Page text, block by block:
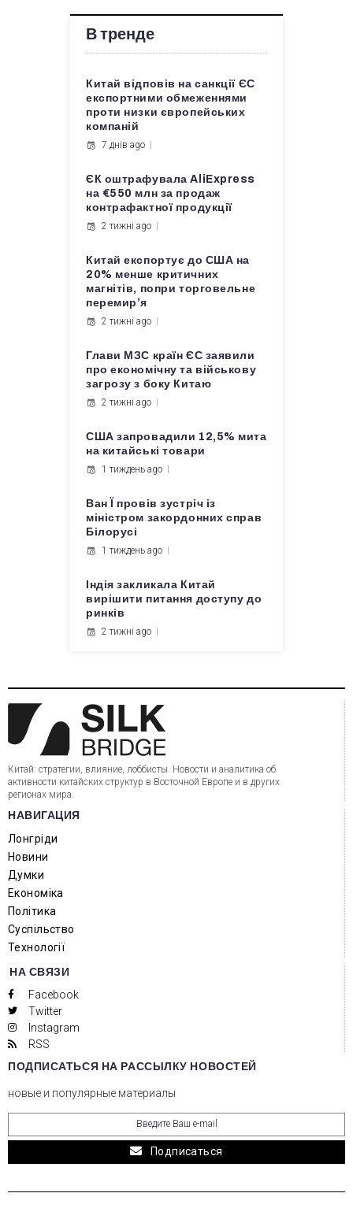
В тренде
Китай відповів на санкції ЄС
експортними обмеженнями
проти низки європейських
компаній
7 днів ago
ЄК оштрафувала AliExpress
на €550 млн за продаж
контрафактної продукції
2 тижні ago
Китай експортує до США на
20% менше критичних
магнітів, попри торговельне
перемир’я
2 тижні ago
Глави МЗС країн ЄС заявили
про економічну та військову
загрозу з боку Китаю
2 тижні ago
США запровадили 12,5% мита
на китайські товари
1 тиждень ago
Ван Ї провів зустріч із
міністром закордонних справ
Білорусі
1 тиждень ago
Індія закликала Китай
вирішити питання доступу до
ринків
2 тижні ago
Китай: стратегии, влияние, лоббисты. Новости и аналитика об
активности китайских структур в Восточной Европе и в других
регионах мира.
НАВИГАЦИЯ
Лонгріди
Новини
Думки
Економіка
Політика
Суспільство
Технології
НА СВЯЗИ
Facebook
Twitter
Instagram
RSS
ПОДПИСАТЬСЯ НА РАССЫЛКУ НОВОСТЕЙ
новые и популярные материалы
Подписаться